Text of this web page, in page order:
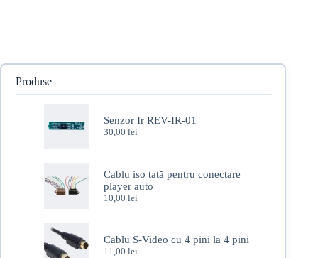
Produse
Senzor Ir REV-IR-01
30,00 lei
Cablu iso tată pentru conectare
player auto
10,00 lei
Cablu S-Video cu 4 pini la 4 pini
11,00 lei